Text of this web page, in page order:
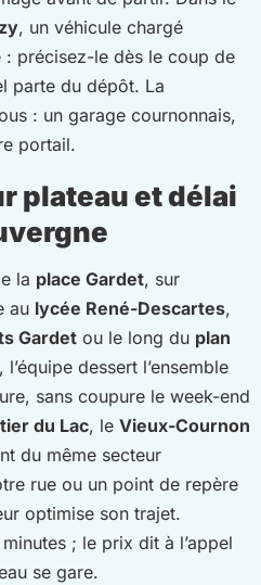
, un véhicule chargé
: précisez-le dès le coup de
parte du dépôt. La
: un garage cournonnais,
portail.
plateau et délai
la place Gardet, sur
au lycée René-Descartes,
Gardet ou le long du plan
dessert l’ensemble
sans coupure le week-end
du Lac, le Vieux-Cournon
du même secteur
rue ou un point de repère
optimise son trajet.
; le prix dit à l’appel
se gare.